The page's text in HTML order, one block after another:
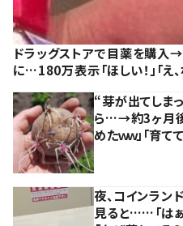
ドラッグストアで目薬を購入
に…180万表示「ほしい！」「え、
“芽が出てしま
ら…→約3ヶ月後
めたｗｗ」「育て
夜、コインラン
見ると……「はぁ